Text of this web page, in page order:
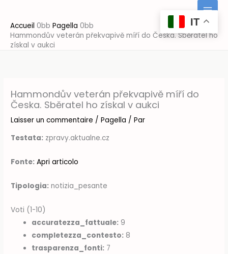
contenu
Accueil
Pagella
Hammondův veterán překvapivě míří do Česka. Sběratel ho
získal v aukci
Hammondův veterán překvapivě míří do
Česka. Sběratel ho získal v aukci
Laisser un commentaire /Pagella / Par
Testata: zpravy.aktualne.cz
Fonte: Apri articolo
Tipologia: notizia_pesante
Voti (1-10)
accuratezza_fattuale: 9
completezza_contesto: 8
trasparenza_fonti: 7
IT